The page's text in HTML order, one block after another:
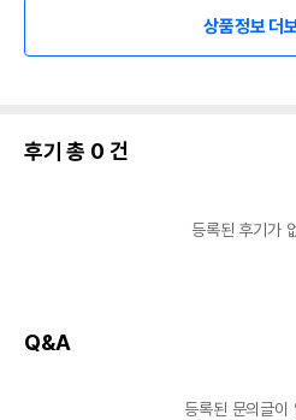
상품정보 더
후기 총 0 건
등록된 후기가
Q&A
등록된 문의글이